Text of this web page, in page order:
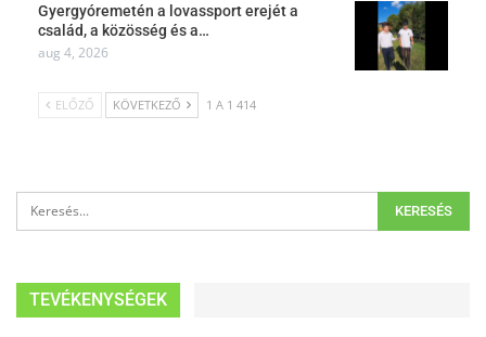
Gyergyóremetén a lovassport erejét a
család, a közösség és a…
aug 4, 2026
ELŐZŐ KÖVETKEZŐ 1 A 1 414
TEVÉKENYSÉGEK